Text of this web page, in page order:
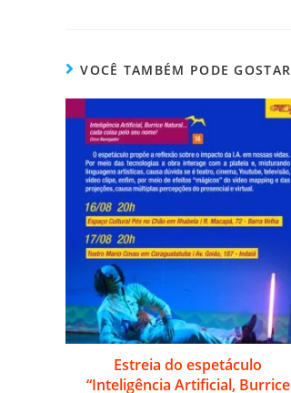
VOCÊ TAMBÉM PODE GOSTAR
Estreia do espetáculo
“Inteligência Artificial, Burrice